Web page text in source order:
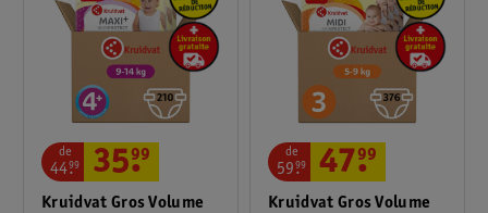
Kruidvat Gros Volume
de
44.
99 35.
99
Kruidvat Gros Volume
de
59.
99 47.
99